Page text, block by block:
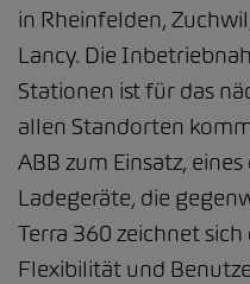
in Rheinfelden,
Lancy. Die
Stationen ist für das
allen Standorten
ABB zum Einsatz,
Ladegeräte, die
Terra 360 zeichnet
Flexibilität und